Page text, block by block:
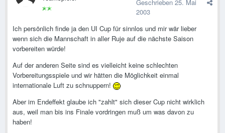
Geschrieben 25. Mai
2003
Ich persönlich finde ja den UI Cup für sinnlos und mir wär lieber
wenn sich die Mannschaft in aller Ruje auf die nächste Saison
vorbereiten würde!
Auf der anderen Seite sind es vielleicht keine schlechten
Vorbereitungsspiele und wir hätten die Möglichkeit einmal
internationale Luft zu schnuppern!
Aber im Endeffekt glaube ich "zahlt" sich dieser Cup nicht wirklich
aus, weil man bis ins Finale vordringen muß um was davon zu
haben!